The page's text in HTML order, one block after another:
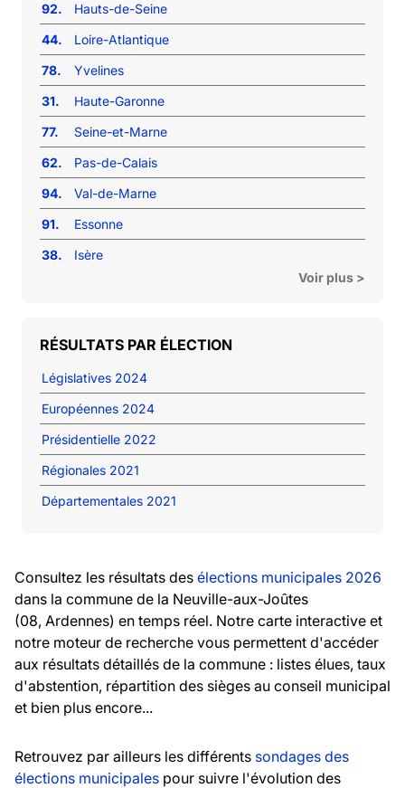
92.
Hauts-de-Seine
44.
Loire-Atlantique
78.
Yvelines
31.
Haute-Garonne
77.
Seine-et-Marne
62.
Pas-de-Calais
94.
Val-de-Marne
91.
Essonne
38.
Isère
Voir plus >
RÉSULTATS PAR ÉLECTION
Législatives 2024
Européennes 2024
Présidentielle 2022
Régionales 2021
Départementales 2021
Consultez les résultats des élections municipales 2026
dans la commune de la Neuville-aux-Joûtes
(08, Ardennes) en temps réel. Notre carte interactive et
notre moteur de recherche vous permettent d'accéder
aux résultats détaillés de la commune : listes élues, taux
d'abstention, répartition des sièges au conseil municipal
et bien plus encore...
Retrouvez par ailleurs les différents sondages des
élections municipales pour suivre l'évolution des